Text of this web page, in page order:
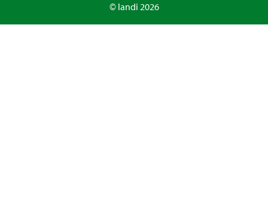
© landi 2026